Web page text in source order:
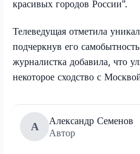
красивых городов России".
Телеведущая отметила
подчеркнув его
журналистка добавила, что
некоторое сходство с
А
Александр Семенов
Автор